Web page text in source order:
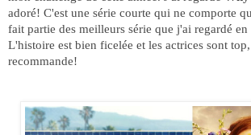
adoré! C'est une série courte qui ne comporte
fait partie des meilleurs série que j'ai regardé
L'histoire est bien ficelée et les actrices sont
recommande!